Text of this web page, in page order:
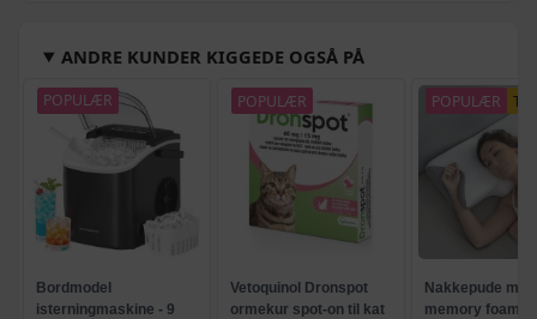
ANDRE KUNDER KIGGEDE OGSÅ PÅ
POPULÆR
Bordmodel
isterningmaskine - 9
POPULÆR
Vetoquinol Dronspot
ormekur spot-on til kat
POPULÆR
Nakkepude med
memory foam -